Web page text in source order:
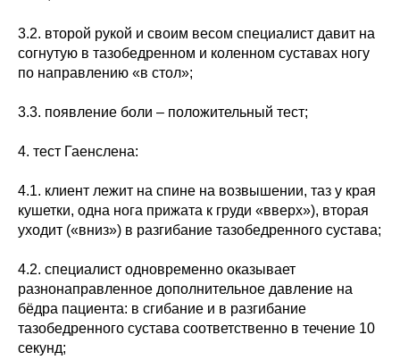
3.2. второй рукой и своим весом специалист давит на
согнутую в тазобедренном и коленном суставах ногу
по направлению «в стол»;
3.3. появление боли – положительный тест;
4. тест Гаенслена:
4.1. клиент лежит на спине на возвышении, таз у края
кушетки, одна нога прижата к груди «вверх»), вторая
уходит («вниз») в разгибание тазобедренного сустава;
4.2. специалист одновременно оказывает
разнонаправленное дополнительное давление на
бёдра пациента: в сгибание и в разгибание
тазобедренного сустава соответственно в течение 10
секунд;